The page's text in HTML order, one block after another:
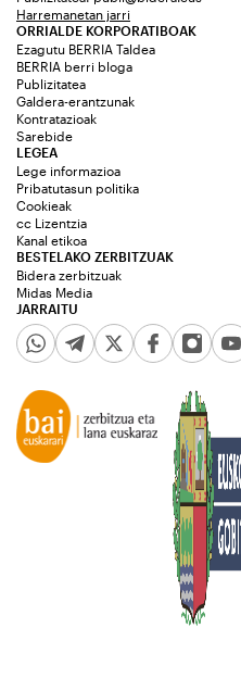
Harremanetan jarri
ORRIALDE KORPORATIBOAK
Ezagutu BERRIA Taldea
BERRIA berri bloga
Publizitatea
Galdera-erantzunak
Kontratazioak
Sarebide
JARRAITU
LEGEA
Lege informazioa
Pribatutasun politika
Cookieak
cc Lizentzia
Kanal etikoa
BESTELAKO ZERBITZUAK
Bidera zerbitzuak
Midas Media